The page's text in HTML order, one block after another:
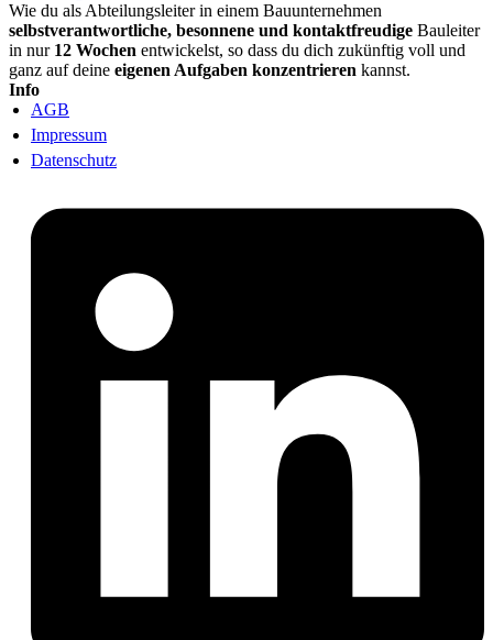
Wie du als Abteilungsleiter in einem Bauunternehmen
selbstverantwortliche, besonnene und kontaktfreudige Bauleiter
in nur 12 Wochen entwickelst, so dass du dich zukünftig voll und
ganz auf deine eigenen Aufgaben konzentrieren kannst.
Info
AGB
Impressum
Datenschutz